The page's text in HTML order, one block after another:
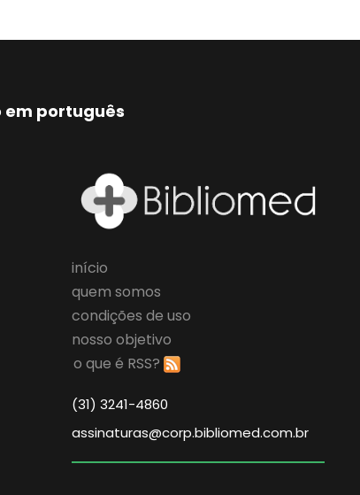
português
início
quem somos
condições de uso
nosso objetivo
o que é RSS?
(31) 3241-4860
assinaturas@corp.bibliomed.com.br